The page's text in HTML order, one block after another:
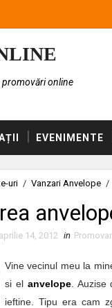
promovări online
EVENIMENTE
uri / Vanzari Anvelope /
14, 2012 in
Vine vecinul meu la
si el anvelope. Auzise
ieftine. Tipu era cam